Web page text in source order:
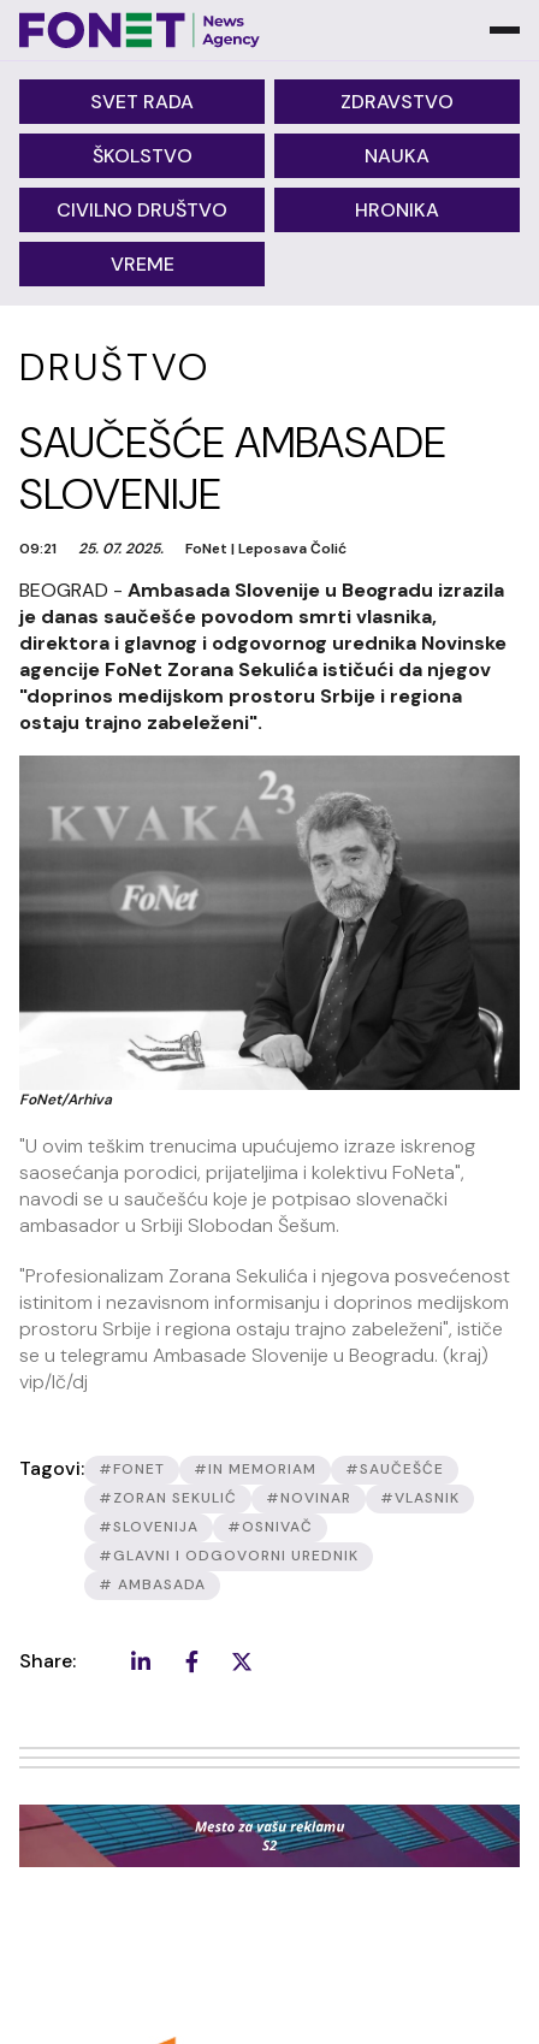
SVET RADA ZDRAVSTVO
ŠKOLSTVO NAUKA
CIVILNO DRUŠTVO HRONIKA
VREME
DRUŠTVO
SAUČEŠĆE AMBASADE
SLOVENIJE
09:21 25. 07. 2025. FoNet |Leposava Čolić
BEOGRAD - Ambasada Slovenije u Beogradu izrazila
je danas saučešće povodom smrti vlasnika,
direktora i glavnog i odgovornog urednika Novinske
agencije FoNet Zorana Sekulića ističući da njegov
"doprinos medijskom prostoru Srbije i regiona
ostaju trajno zabeleženi".
FoNet/Arhiva
"U ovim teškim trenucima upućujemo izraze iskrenog
saosećanja porodici, prijateljima i kolektivu FoNeta",
navodi se u saučešću koje je potpisao slovenački
ambasador u Srbiji Slobodan Šešum.
"Profesionalizam Zorana Sekulića i njegova posvećenost
istinitom i nezavisnom informisanju i doprinos medijskom
prostoru Srbije i regiona ostaju trajno zabeleženi", ističe
se u telegramu Ambasade Slovenije u Beogradu. (kraj)
vip/lč/dj
Tagovi: #FONET #IN MEMORIAM
#SAUČEŠĆE
#ZORAN SEKULIĆ
#NOVINAR
#VLASNIK
#SLOVENIJA
#OSNIVAČ
#GLAVNI I ODGOVORNI UREDNIK
# AMBASADA
Share: